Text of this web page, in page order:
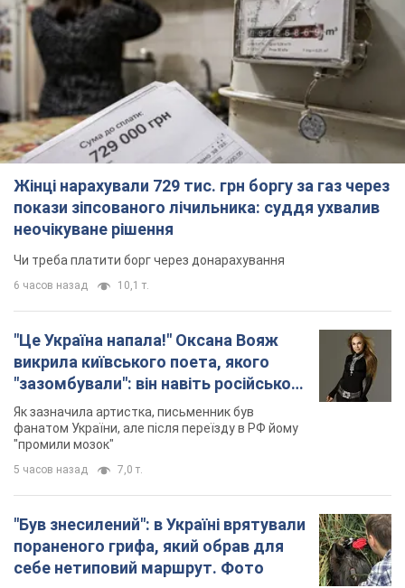
Жінці нарахували 729 тис. грн боргу за газ через
покази зіпсованого лічильника: суддя ухвалив
неочікуване рішення
Чи треба платити борг через донарахування
6 часов назад 10,1 т.
"Це Україна напала!" Оксана Вояж
викрила київського поета, якого
"зазомбували": він навіть російської
не знав, а тепер хоче геноциду
українців
Як зазначила артистка, письменник був
фанатом України, але після переїзду в РФ йому
"промили мозок"
5 часов назад 7,0 т.
"Був знесилений": в Україні врятували
пораненого грифа, який обрав для
себе нетиповий маршрут. Фото